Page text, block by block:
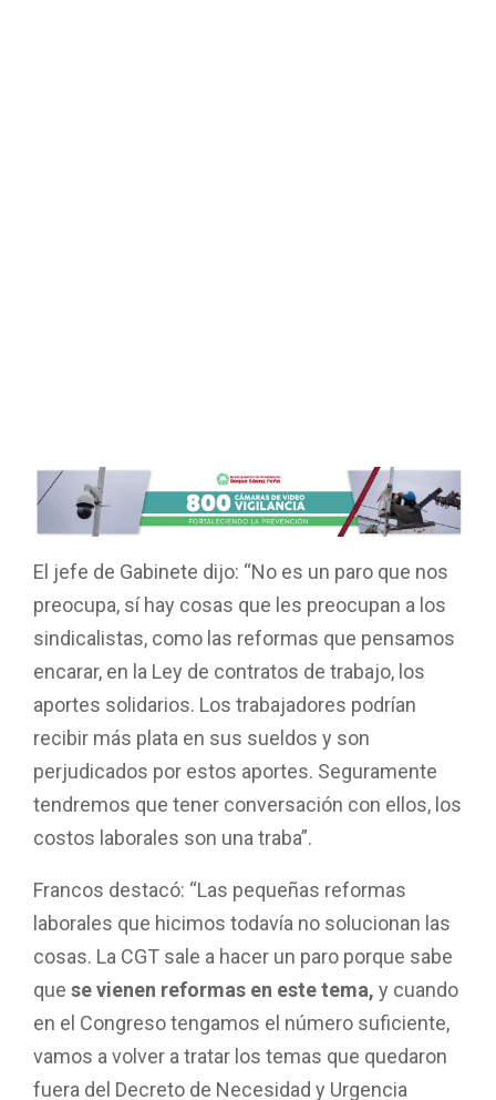
El jefe de Gabinete dijo: “No es un paro que nos
preocupa, sí hay cosas que les preocupan a los
sindicalistas, como las reformas que pensamos
encarar, en la Ley de contratos de trabajo, los
aportes solidarios. Los trabajadores podrían
recibir más plata en sus sueldos y son
perjudicados por estos aportes. Seguramente
tendremos que tener conversación con ellos, los
costos laborales son una traba”.
Francos destacó: “Las pequeñas reformas
laborales que hicimos todavía no solucionan las
cosas. La CGT sale a hacer un paro porque sabe
que se vienen reformas en este tema, y cuando
en el Congreso tengamos el número suficiente,
vamos a volver a tratar los temas que quedaron
fuera del Decreto de Necesidad y Urgencia